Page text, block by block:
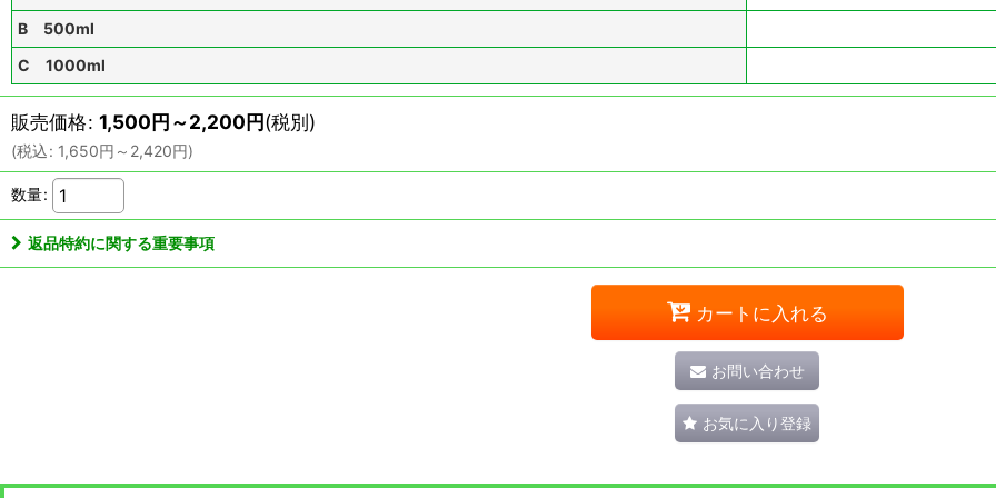
B 500ml
C 1000ml
販売価格: 1,500円～2,200円(税別)
(税込: 1,650円 ～2,420円)
数量:
返品特約に関する重要事項
カートに入れる
お問い合わせ
お気に入り登録